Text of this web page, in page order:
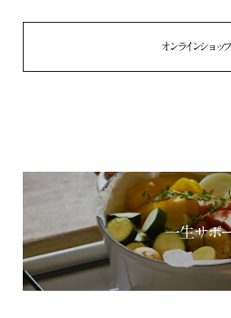
オンラインショッ
一生サポ